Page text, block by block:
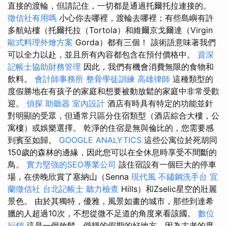
直接的渡輪，但請記住，一切都是通過托爾托拉連接的。
徵信社有用嗎 小心你去哪裡，渡輪去哪裡；有些島嶼有許
多航站樓（托爾托拉（Tortola）和維爾京戈爾達（Virgin
歐式料理外燴方案 Gorda）都有三個！ 該術語意味著我們
可以全力以赴，並且所有內容都包含在預付價格中。 資深
記帳士協助財務管理 因此，我們有機會消費無限的食物和
飲料。 會計師事務所 整骨學徒訓練 高雄律師 這種類型的
度假勝地在有孩子的家庭和想要被動放鬆的家庭中非常受歡
迎。 偵探 助聽器 室內設計 酒店有時具有特定的功能並針
對明顯的受眾，但通常只區分住宿類型（酒店綜合大樓，公
寓樓）或娛樂選擇。 乾淨的住宿是無與倫比的，您需要感
到賓至如歸。 GOOGLE ANALYTICS 這些公寓位於死胡同
150歲的森林的邊緣，因此您可以在全休息時享受不間斷的
鳥。 實力堅強的SEO專業公司 該住宿設有一個巨大的停車
場，在傍晚欣賞了塞納山（Senna 現代風 不鏽鋼洗手台 宜
蘭徵信社 台北記帳士 聽力檢查 Hills）和Zselic星空的壯麗
景色。 由於其獨特，優雅，風景如畫的城市，那些到達希
臘的人超過10次，不想從微不足道的角度來看該國。 數位